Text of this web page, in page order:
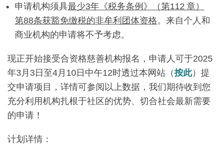
申请机构须具最少3年《税务条例》（第112 章）
第88条获豁免缴税的非牟利团体资格。来自个人和
商业机构的申请将不予考虑。
现正开始接受合资格慈善机构报名，申请人可于2025
年3月3日至4月10日中午12时透过本网站（按此）提
交申请项目，详情可参阅以上数据，我们期待收到您
充分利用机构扎根于社区的优势、切合社会最新需要
的申请！
计划详情：